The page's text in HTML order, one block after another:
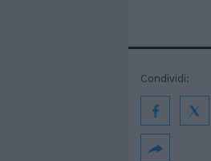
Condividi: